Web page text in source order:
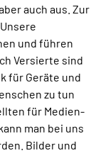
auch aus. Zur
und führen
Versierte sind
für Geräte und
zu tun
für Medien-
man bei uns
Bilder und